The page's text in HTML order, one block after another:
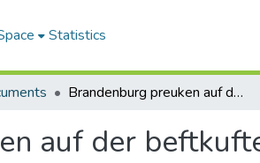
Statistics
Brandenburg preuken auf der beftkufte don afrika 1681 bis 1721
auf der